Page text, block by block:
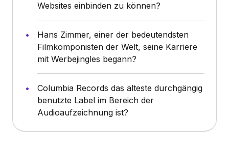
Websites einbinden zu können?
Hans Zimmer, einer der bedeutendsten
Filmkomponisten der Welt, seine Karriere
mit Werbejingles begann?
Columbia Records das älteste durchgängig
benutzte Label im Bereich der
Audioaufzeichnung ist?